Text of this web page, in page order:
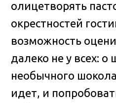
олицетворять
окрестностей
возможность
далеко не у всех:
необычного
идет, и